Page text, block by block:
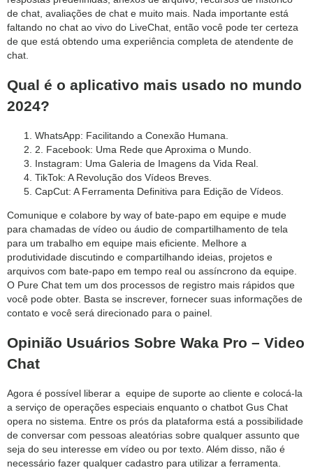
de chat, avaliações de chat e muito mais. Nada importante está
faltando no chat ao vivo do LiveChat, então você pode ter certeza
de que está obtendo uma experiência completa de atendente de
chat.
Qual é o aplicativo mais usado no mundo
2024?
WhatsApp: Facilitando a Conexão Humana.
2. Facebook: Uma Rede que Aproxima o Mundo.
Instagram: Uma Galeria de Imagens da Vida Real.
TikTok: A Revolução dos Vídeos Breves.
CapCut: A Ferramenta Definitiva para Edição de Vídeos.
Comunique e colabore by way of bate-papo em equipe e mude
para chamadas de vídeo ou áudio de compartilhamento de tela
para um trabalho em equipe mais eficiente. Melhore a
produtividade discutindo e compartilhando ideias, projetos e
arquivos com bate-papo em tempo real ou assíncrono da equipe.
O Pure Chat tem um dos processos de registro mais rápidos que
você pode obter. Basta se inscrever, fornecer suas informações de
contato e você será direcionado para o painel.
Opinião Usuários Sobre Waka Pro – Video
Chat
Agora é possível liberar a equipe de suporte ao cliente e colocá-la
a serviço de operações especiais enquanto o chatbot Gus Chat
opera no sistema. Entre os prós da plataforma está a possibilidade
de conversar com pessoas aleatórias sobre qualquer assunto que
seja do seu interesse em vídeo ou por texto. Além disso, não é
necessário fazer qualquer cadastro para utilizar a ferramenta.